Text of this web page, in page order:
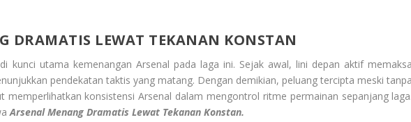
DRAMATIS LEWAT TEKANAN KONSTAN
kunci utama kemenangan Arsenal pada laga ini. Sejak awal, lini depan aktif memaksa
pendekatan taktis yang matang. Dengan demikian, peluang tercipta meski tanpa
memperlihatkan konsistensi Arsenal dalam mengontrol ritme permainan sepanjang laga.
Arsenal Menang Dramatis Lewat Tekanan Konstan.